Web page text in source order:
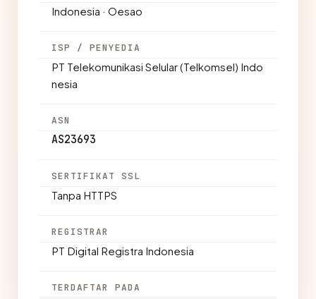
Indonesia · Oesao
ISP / PENYEDIA
PT Telekomunikasi Selular (Telkomsel) Indo
nesia
ASN
AS23693
SERTIFIKAT SSL
Tanpa HTTPS
REGISTRAR
PT Digital Registra Indonesia
TERDAFTAR PADA